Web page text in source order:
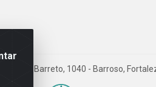
Barreto, 1040 - Barroso,